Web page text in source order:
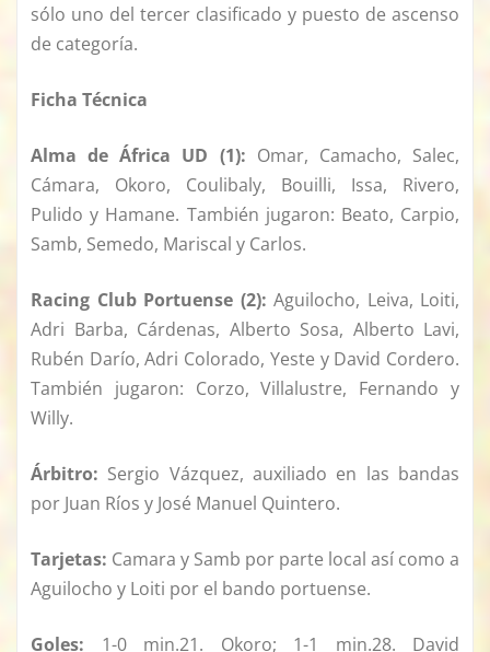
sólo uno del tercer clasificado y puesto de ascenso
de categoría.
Ficha Técnica
Alma de África UD (1): Omar, Camacho, Salec,
Cámara, Okoro, Coulibaly, Bouilli, Issa, Rivero,
Pulido y Hamane. También jugaron: Beato, Carpio,
Samb, Semedo, Mariscal y Carlos.
Racing Club Portuense (2): Aguilocho, Leiva, Loiti,
Adri Barba, Cárdenas, Alberto Sosa, Alberto Lavi,
Rubén Darío, Adri Colorado, Yeste y David Cordero.
También jugaron: Corzo, Villalustre, Fernando y
Willy.
Árbitro: Sergio Vázquez, auxiliado en las bandas
por Juan Ríos y José Manuel Quintero.
Tarjetas: Camara y Samb por parte local así como a
Aguilocho y Loiti por el bando portuense.
Goles: 1-0 min.21. Okoro; 1-1 min.28. David